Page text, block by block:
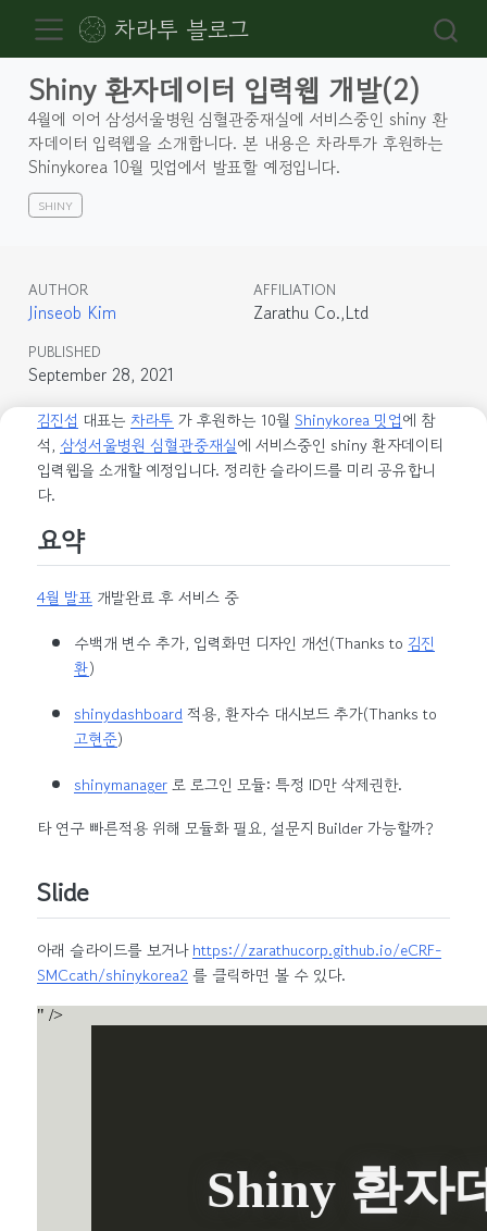
차라투 블로그
Shiny 환자데이터 입력웹 개발(2)
4월에 이어 삼성서울병원 심혈관중재실에 서비스중인 shiny 환
자데이터 입력웹을 소개합니다. 본 내용은 차라투가 후원하는
Shinykorea 10월 밋업에서 발표할 예정입니다.
SHINY
AUTHOR AFFILIATION
Jinseob Kim Zarathu Co.,Ltd
PUBLISHED
September 28, 2021
김진섭 대표는 차라투 가 후원하는 10월 Shinykorea 밋업에 참
석, 삼성서울병원 심혈관중재실에 서비스중인 shiny 환자데이티
입력웹을 소개할 예정입니다. 정리한 슬라이드를 미리 공유합니
다.
요약
4월 발표 개발완료 후 서비스 중
수백개 변수 추가, 입력화면 디자인 개선(Thanks to 김진
환)
shinydashboard적용, 환자수 대시보드 추가(Thanks to
고현준)
shinymanager로 로그인 모듈: 특정 ID만 삭제권한.
타 연구 빠른적용 위해 모듈화 필요, 설문지 Builder 가능할까?
Slide
아래 슬라이드를 보거나https://zarathucorp.github.io/eCRF-
SMCcath/shinykorea2를 클릭하면 볼 수 있다.